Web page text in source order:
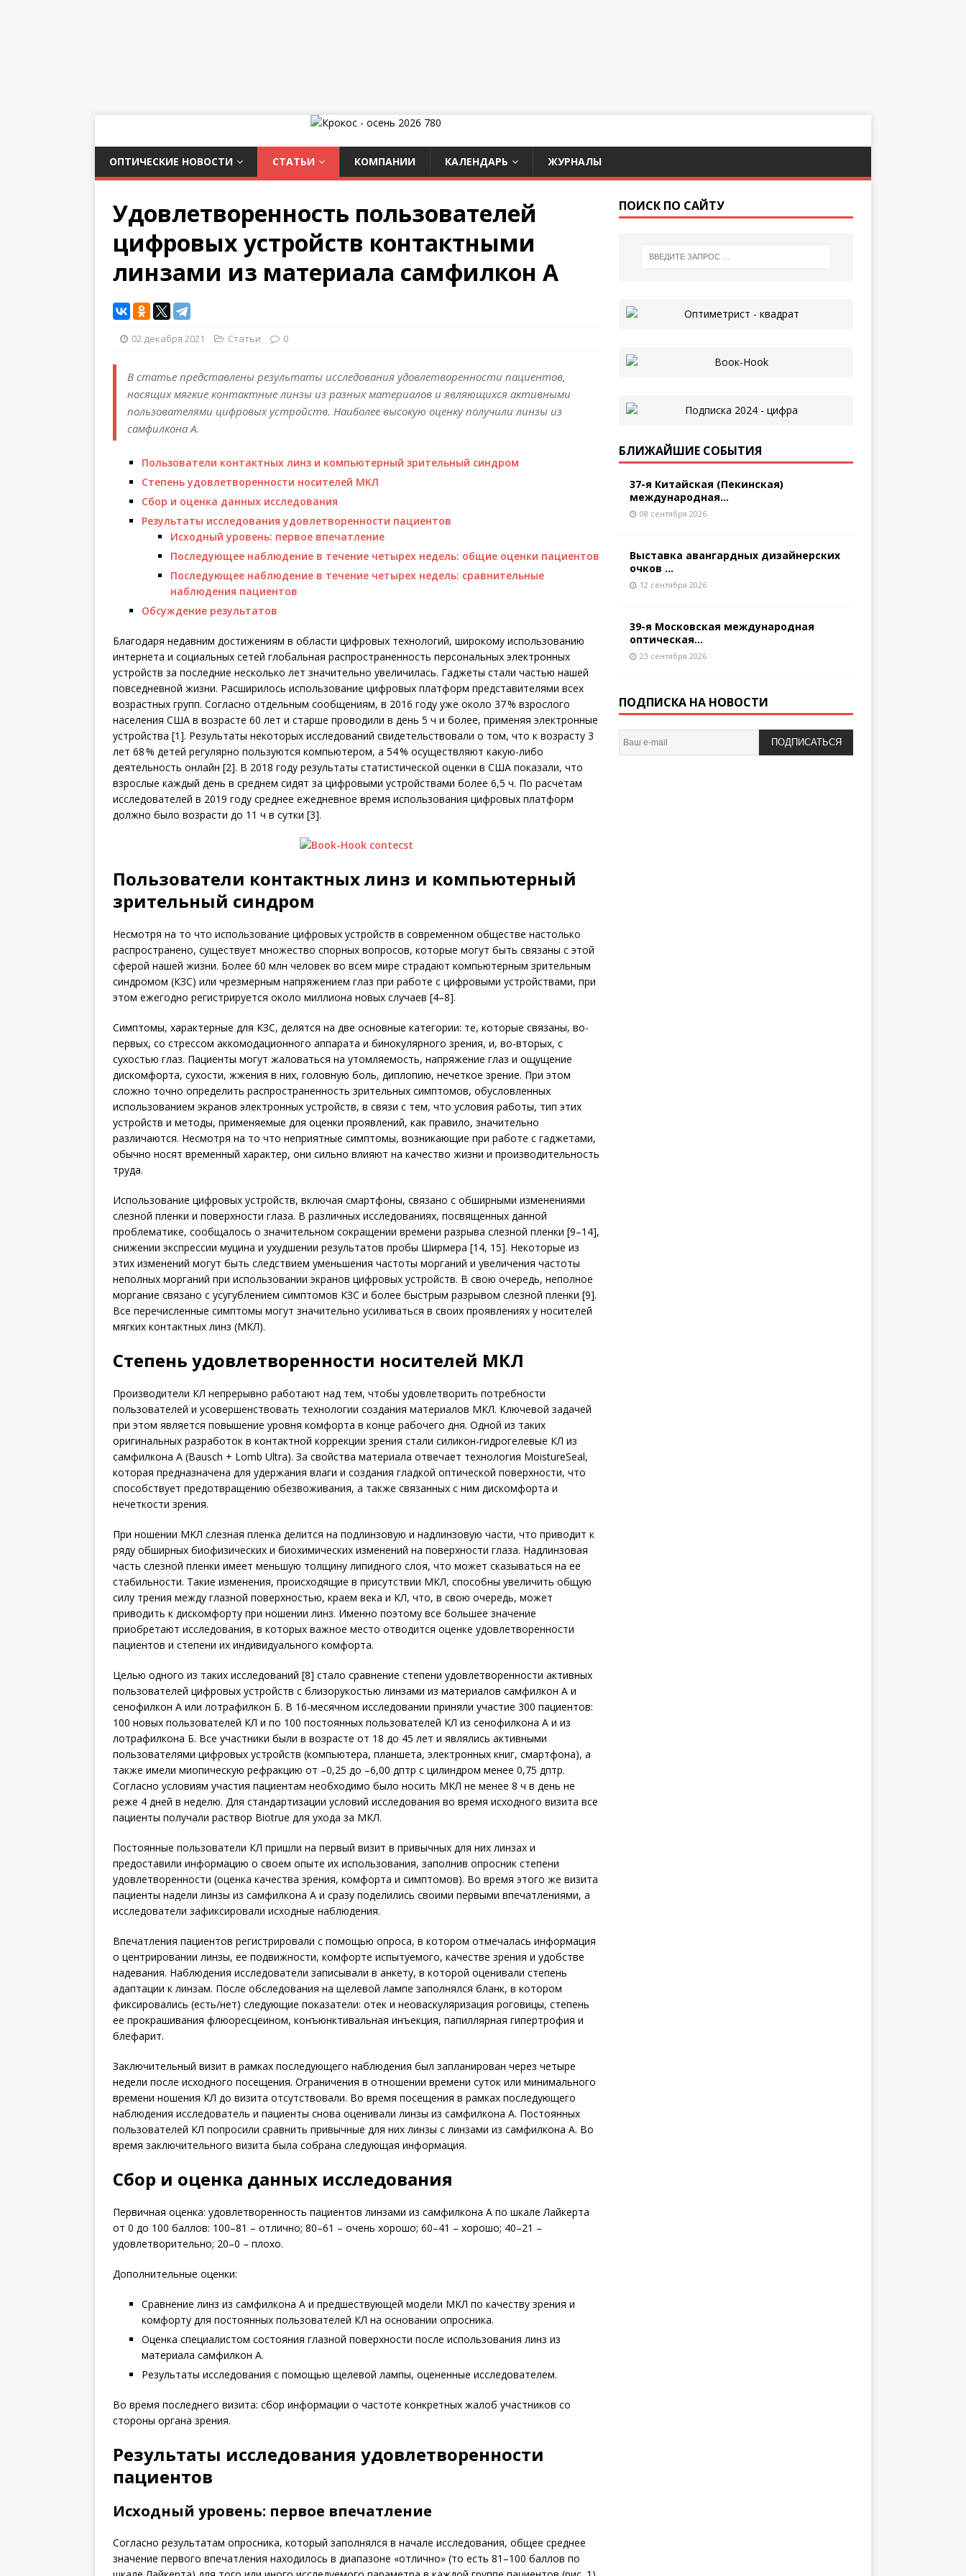
ОПТИЧЕСКИЕ НОВОСТИ СТАТЬИ КОМПАНИИ КАЛЕНДАРЬ ЖУРНАЛЫ
Удовлетворенность пользователей
цифровых устройств контактными
линзами из материала самфилкон A
02 декабря 2021 Статьи 0
В статье представлены результаты исследования удовлетворенности пациентов,
носящих мягкие контактные линзы из разных материалов и являющихся активными
пользователями цифровых устройств. Наиболее высокую оценку получили линзы из
самфилкона А.
Пользователи контактных линз и компьютерный зрительный синдром
Степень удовлетворенности носителей МКЛ
Сбор и оценка данных исследования
Результаты исследования удовлетворенности пациентов
Исходный уровень: первое впечатление
Последующее наблюдение в течение четырех недель: общие оценки пациентов
Последующее наблюдение в течение четырех недель: сравнительные
наблюдения пациентов
Обсуждение результатов
Благодаря недавним достижениям в области цифровых технологий, широкому использованию
интернета и социальных сетей глобальная распространенность персональных электронных
устройств за последние несколько лет значительно увеличилась. Гаджеты стали частью нашей
повседневной жизни. Расширилось использование цифровых платформ представителями всех
возрастных групп. Согласно отдельным сообщениям, в 2016 году уже около 37 % взрослого
населения США в возрасте 60 лет и старше проводили в день 5 ч и более, применяя электронные
устройства [1]. Результаты некоторых исследований свидетельствовали о том, что к возрасту 3
лет 68 % детей регулярно пользуются компьютером, а 54 % осуществляют какую-либо
деятельность онлайн [2]. В 2018 году результаты статистической оценки в США показали, что
взрослые каждый день в среднем сидят за цифровыми устройствами более 6,5 ч. По расчетам
исследователей в 2019 году среднее ежедневное время использования цифровых платформ
должно было возрасти до 11 ч в сутки [3].
Пользователи контактных линз и компьютерный
зрительный синдром
Несмотря на то что использование цифровых устройств в современном обществе настолько
распространено, существует множество спорных вопросов, которые могут быть связаны с этой
сферой нашей жизни. Более 60 млн человек во всем мире страдают компьютерным зрительным
синдромом (КЗС) или чрезмерным напряжением глаз при работе с цифровыми устройствами, при
этом ежегодно регистрируется около миллио­на новых случаев [4–8].
Симптомы, характерные для КЗС, делятся на две основные категории: те, которые связаны, во-
первых, со стрессом аккомодационного аппарата и бинокулярного зрения, и, во-вторых, с
сухостью глаз. Пациенты могут жаловаться на утомляемость, напряжение глаз и ощущение
дискомфорта, сухости, жжения в них, головную боль, диплопию, нечеткое зрение. При этом
сложно точно определить распространенность зрительных симптомов, обусловленных
использованием экранов электронных устройств, в связи с тем, что условия работы, тип этих
устройств и методы, применяемые для оценки проявлений, как правило, значительно
различаются. Несмотря на то что неприятные симптомы, возникающие при работе с гаджетами,
обычно носят временный характер, они сильно влияют на качество жизни и производительность
труда.
Использование цифровых устройств, включая смартфоны, связано с обширными изменениями
слезной пленки и поверхности глаза. В различных исследованиях, посвященных данной
проблематике, сообщалось о значительном сокращении времени разрыва слезной пленки [9–14],
снижении экспрессии муцина и ухудшении результатов пробы Ширмера [14, 15]. Некоторые из
этих изменений могут быть следствием уменьшения частоты морганий и увеличения частоты
неполных морганий при использовании экранов цифровых устройств. В свою очередь, неполное
моргание связано с усугуб­лением симптомов КЗС и более быстрым разрывом слезной пленки [9].
Все перечис­ленные симптомы могут значительно усиливаться в своих проявлениях у носителей
мягких контактных линз (МКЛ).
Степень удовлетворенности носителей МКЛ
Производители КЛ непрерывно работают над тем, чтобы удовлетворить потребности
пользователей и усовершенствовать технологии создания материалов МКЛ. Ключевой задачей
при этом является повышение уровня комфорта в конце рабочего дня. Одной из таких
оригинальных разработок в контактной коррекции зрения стали силикон-гидрогелевые КЛ из
самфилкона A (Bausch + Lomb Ultra). За свойства материала отвечает технология MoistureSeal,
которая предназначена для удержания влаги и создания гладкой оптической поверхности, что
способствует предотвращению обезвоживания, а также связанных с ним дискомфорта и
нечеткости зрения.
При ношении МКЛ слезная пленка делится на подлинзовую и надлинзовую части, что приводит к
ряду обширных биофизических и биохимических изменений на поверхности глаза. Надлинзовая
часть слезной пленки имеет меньшую толщину липидного слоя, что может сказываться на ее
стабильности. Такие изменения, происходящие в присутствии МКЛ, способны увеличить общую
силу трения между глазной поверхностью, краем века и КЛ, что, в свою очередь, может
приводить к дискомфорту при ношении линз. Именно поэтому все большее значение
приобретают исследования, в которых важное место отводится оценке удовлетворенности
пациентов и степени их индивидуального комфорта.
Целью одного из таких исследований [8] стало сравнение степени удовлетворенности активных
пользователей цифровых устройств с близорукостью линзами из материалов самфилкон A и
сенофилкон А или лотрафилкон Б. В 16-месячном исследовании приняли участие 300 пациентов:
100 новых пользователей КЛ и по 100 постоянных пользователей КЛ из сенофилкона А и из
лотрафилкона Б. Все участники были в возрасте от 18 до 45 лет и являлись активными
пользователями цифровых устройств (компьютера, планшета, электронных книг, смартфона), а
также имели миопическую рефракцию от –0,25 до –6,00 дптр с цилиндром менее 0,75 дптр.
Согласно условиям участия пациентам необходимо было носить МКЛ не менее 8 ч в день не
реже 4 дней в неделю. Для стандартизации условий исследования во время исходного визита все
пациенты получали раствор Biotrue для ухода за МКЛ.
Постоянные пользователи КЛ пришли на первый визит в привычных для них линзах и
предоставили информацию о своем опыте их использования, заполнив опросник степени
удовлетворенности (оценка качества зрения, комфорта и симптомов). Во время этого же визита
пациенты надели линзы из самфилкона A и сразу поделились своими первыми впечатлениями, а
исследователи зафиксировали исходные наблюдения.
Впечатления пациентов регистрировали с помощью опроса, в котором отмечалась информация
о центрировании линзы, ее подвижности, комфорте испытуемого, качестве зрения и удобстве
надевания. Наблюдения исследователи записывали в анкету, в которой оценивали степень
адаптации к линзам. После обследования на щелевой лампе заполнялся бланк, в котором
фиксировались (есть/нет) следующие показатели: отек и неоваскуляризация роговицы, степень
ее прокрашивания флюоресцеином, конъюнктивальная инъекция, папиллярная гипертрофия и
блефарит.
Заключительный визит в рамках последующего наблюдения был запланирован через четыре
недели после исходного посещения. Ограничения в отношении времени суток или минимального
времени ношения КЛ до визита отсутствовали. Во время посещения в рамках последующего
наблюдения исследователь и пациенты снова оценивали линзы из самфилкона А. Постоянных
пользователей КЛ попросили сравнить привычные для них линзы с линзами из самфилкона A. Во
время заключительного визита была собрана следующая информация.
Сбор и оценка данных исследования
Первичная оценка: удовлетворенность пациентов линзами из самфилкона A по шкале Лайкерта
от 0 до 100 баллов: 100–81 – отлично; 80–61 – очень хорошо; 60–41 – хорошо; 40–21 –
удовлетворительно; 20–0 – плохо.
Дополнительные оценки:
Сравнение линз из самфилкона A и предшествующей модели МКЛ по качеству зрения и
комфорту для постоянных пользователей КЛ на основании опросника.
Оценка специалистом состояния глазной поверхности после использования линз из
материала самфилкон А.
Результаты исследования с помощью щелевой лампы, оцененные исследователем.
Во время последнего визита: сбор информации о частоте конкретных жалоб участников со
стороны органа зрения.
Результаты исследования удовлетворенности
пациентов
Исходный уровень: первое впечатление
Согласно результатам опросника, который заполнялся в начале исследования, общее среднее
значение первого впечатления находилось в диапазоне «отлично» (то есть 81–100 баллов по
ПОИСК ПО САЙТУ
БЛИЖАЙШИЕ СОБЫТИЯ
37-я Китайская (Пекинская)
международная...
08 сентября 2026
Выставка авангардных дизайнерских
очков ...
12 сентября 2026
39-я Московская международная
оптическая...
23 сентября 2026
ПОДПИСКА НА НОВОСТИ
ПОДПИСАТЬСЯ